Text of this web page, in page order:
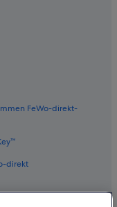
FeWo-direkt-
direkt